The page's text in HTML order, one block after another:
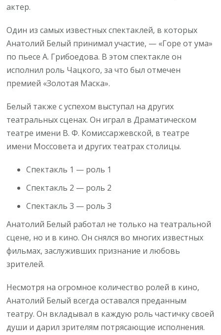
актер.
Один из самых известных спектаклей, в которых
Анатолий Белый принимал участие, — «Горе от ума»
по пьесе А. Грибоедова. В этом спектакле он
исполнил роль Чацкого, за что был отмечен
премией «Золотая Маска».
Белый также с успехом выступал на других
театральных сценах. Он играл в Драматическом
театре имени В. Ф. Комиссаржевской, в театре
имени Моссовета и других театрах столицы.
Спектакль 1 — роль 1
Спектакль 2 — роль 2
Спектакль 3 — роль 3
Анатолий Белый работал не только на театральной
сцене, но и в кино. Он снялся во многих известных
фильмах, заслуживших признание и любовь
зрителей.
Несмотря на огромное количество ролей в кино,
Анатолий Белый всегда оставался преданным
театру. Он вкладывал в каждую роль частичку своей
души и дарил зрителям потрясающие исполнения.